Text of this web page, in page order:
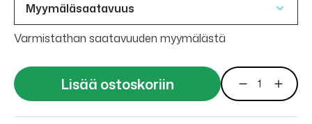
Myymäläsaatavuus
Varmistathan saatavuuden myymälästä
Lisää ostoskoriin